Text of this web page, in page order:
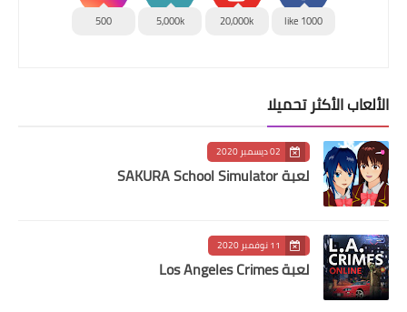
1000 like
20,000k
5,000k
500
الألعاب الأكثر تحميلا
02 ديسمبر 2020
لعبة SAKURA School Simulator
11 نوفمبر 2020
لعبة Los Angeles Crimes